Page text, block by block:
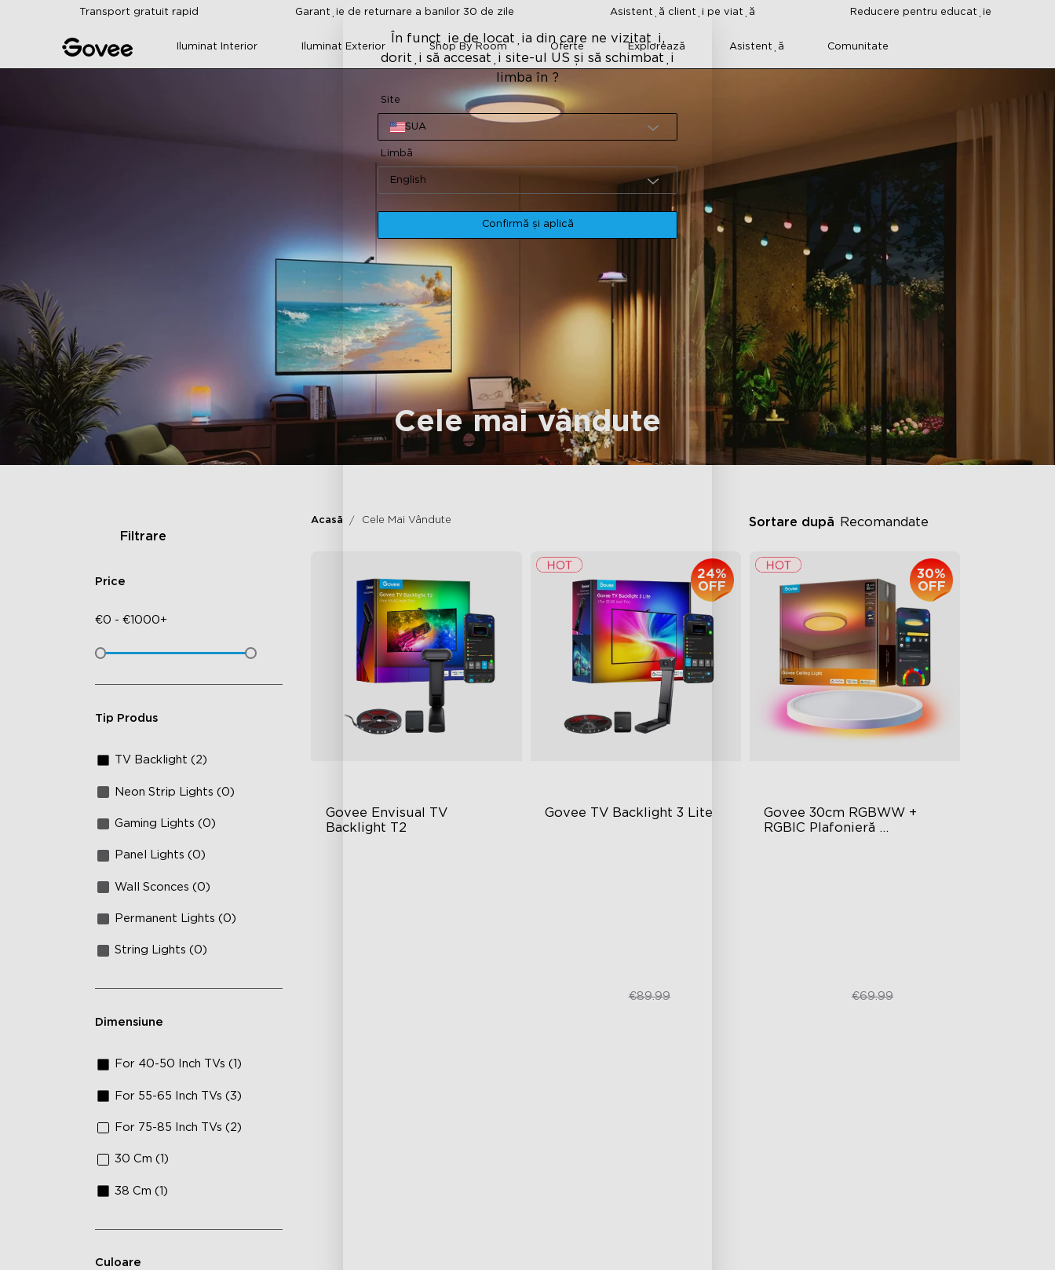
Skip to contentTransport gratuit rapid Garanție de returnare a banilor 30 de zile Asistență clienți pe viață Reducere pentru educație
Iluminat Interior Iluminat Exterior Shop By Room Oferte Explorează Asistență Comunitate
Cele mai vândute
Filtrare
Price
€0 - €1000+
Tip Produs
TV Backlight (2)
Neon Strip Lights (0)
Gaming Lights (0)
Panel Lights (0)
Wall Sconces (0)
Permanent Lights (0)
String Lights (0)
Dimensiune
For 40-50 Inch TVs (1)
For 55-65 Inch TVs (3)
For 75-85 Inch TVs (2)
30 Cm (1)
38 Cm (1)
Culoare
Acasă Cele Mai Vândute Sortare după Recomandate
Govee Envisual TV
Backlight T2
Govee TV Backlight 3 Lite
24%
OFF
€67.50€89.99
Govee 30cm RGBWW +
RGBIC Plafonieră
30%
OFF
€48.98€69.99
În funcție de locația din care ne vizitați,
doriți să accesați site-ul US și să schimbați
limba în ?
Site
SUA
Limbă
English
Confirmă și aplică